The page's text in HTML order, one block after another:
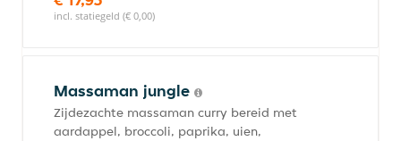
incl. statiegeld (€ 0,00)
Massaman jungle
Zijdezachte massaman curry bereid met
aardappel, broccoli, paprika, uien,